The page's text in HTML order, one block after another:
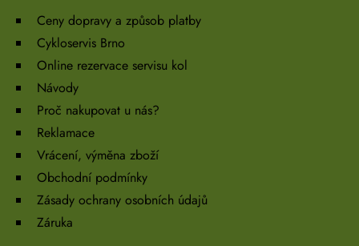
Ceny dopravy a způsob platby
Cykloservis Brno
Online rezervace servisu kol
Návody
Proč nakupovat u nás?
Reklamace
Vrácení, výměna zboží
Obchodní podmínky
Zásady ochrany osobních údajů
Záruka